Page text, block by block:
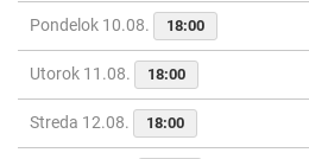
Pondelok 10.08. 18:00
Utorok 11.08. 18:00
Streda 12.08. 18:00